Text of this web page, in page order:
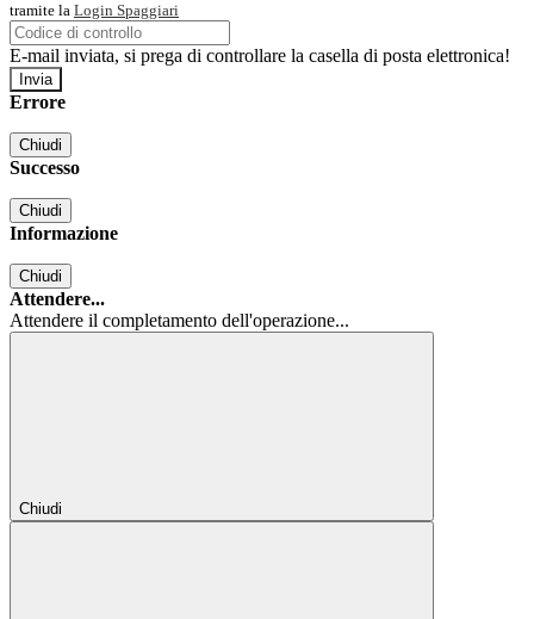
tramite la Login Spaggiari
E-mail inviata, si prega di controllare la casella di posta elettronica!
Errore
Chiudi
Successo
Chiudi
Informazione
Chiudi
Attendere...
Attendere il completamento dell'operazione...
Chiudi